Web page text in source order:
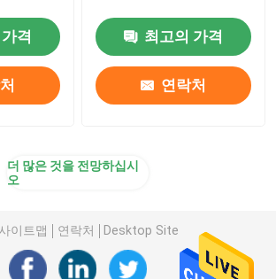
격 최고의 가격
연락처
더 많은 것을 전망하십시
오
사이트맵 연락처 Desktop Site